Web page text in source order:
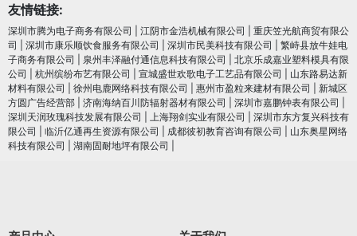
友情链接:
深圳市腾为电子商务有限公司 江阴市金浩机械有限公司
重庆笠光航商贸有限公
司
深圳市康乐顺饮食服务有限公司 深圳市民美科技有限公司
繁峙县放牛娃电
子商务有限公司
泉州丰泽融付通信息科技有限公司
北京乐成嘉业塑料模具有限
公司
杭州缤纷布艺有限公司 宣城盛世欢歌电子工艺品有限公司
山东路易达新
材料有限公司
徐州电鹿网络科技有限公司 惠州市盈粒来建材有限公司
新城区
方圆广告经营部
济南海纳百川防辐射器材有限公司 深圳市嘉鹏钟表有限公司
深圳天润玫瑰科技发展有限公司
上海翔剑实业有限公司
深圳市东方复兴科技有
限公司
临沂亿通再生资源有限公司 成都彼初教育咨询有限公司
山东奥星网络
科技有限公司
湖南固耐地坪有限公司